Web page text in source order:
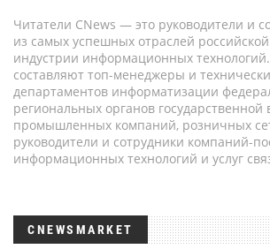
Читатели CNews — это руководители и
из самых успешных отраслей
индустрии информационных
составляют топ-менеджеры и
департаментов информатизации
региональных органов государственной
промышленных компаний, розничных
руководители и сотрудники компаний-
информационных технологий и услуг
CNEWSMARKET